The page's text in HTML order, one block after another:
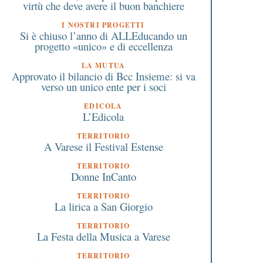
pandemia
virtù che deve avere il buon banchiere
I NOSTRI PROGETTI
Si è chiuso l’anno di ALLEducando un
progetto «unico» e di eccellenza
LA MUTUA
Approvato il bilancio di Bcc Insieme: si va
verso un unico ente per i soci
EDICOLA
L’Edicola
TERRITORIO
A Varese il Festival Estense
TERRITORIO
Donne InCanto
TERRITORIO
La lirica a San Giorgio
TERRITORIO
La Festa della Musica a Varese
TERRITORIO